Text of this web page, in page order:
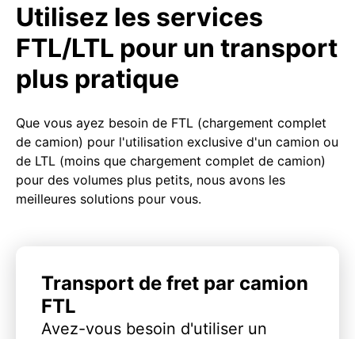
Utilisez les services
FTL/LTL pour un transport
plus pratique
Que vous ayez besoin de FTL (chargement complet
de camion) pour l'utilisation exclusive d'un camion ou
de LTL (moins que chargement complet de camion)
pour des volumes plus petits, nous avons les
meilleures solutions pour vous.
Transport de fret par camion
FTL
Avez-vous besoin d'utiliser un